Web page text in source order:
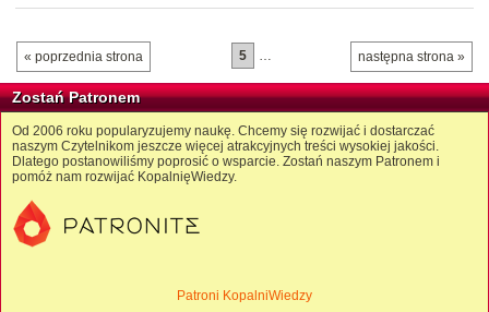
« poprzednia strona następna strona »
5 …
Zostań Patronem
Od 2006 roku popularyzujemy naukę. Chcemy się rozwijać i dostarczać
naszym Czytelnikom jeszcze więcej atrakcyjnych treści wysokiej jakości.
Dlatego postanowiliśmy poprosić o wsparcie. Zostań naszym Patronem i
pomóż nam rozwijać KopalnięWiedzy.
Patroni KopalniWiedzy